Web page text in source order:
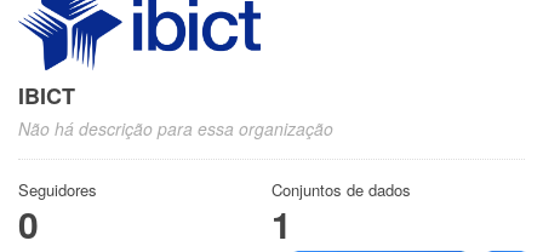
IBICT
Não há descrição para essa organização
Seguidores
0
Conjuntos de dados
1